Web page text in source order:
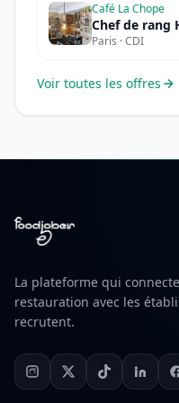
Café La Chope
Chef de rang
Paris · CDI
Voir toutes les offres
La plateforme qui
restauration avec les
recrutent.